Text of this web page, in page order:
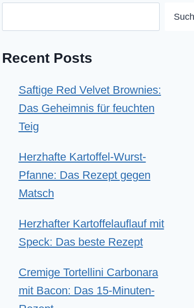
Recent Posts
Saftige Red Velvet Brownies:
Das Geheimnis für feuchten
Teig
Herzhafte Kartoffel-Wurst-
Pfanne: Das Rezept gegen
Matsch
Herzhafter Kartoffelauflauf mit
Speck: Das beste Rezept
Cremige Tortellini Carbonara
mit Bacon: Das 15-Minuten-